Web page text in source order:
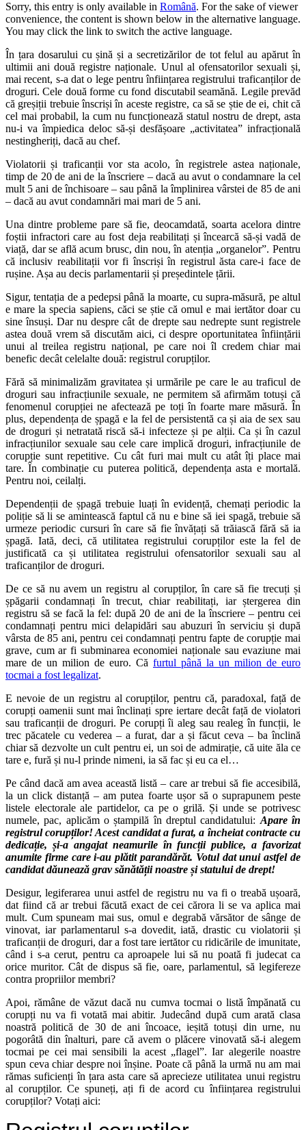
Sorry, this entry is only available in Română. For the sake of viewer
convenience, the content is shown below in the alternative language.
You may click the link to switch the active language.
În țara dosarului cu șină și a secretizărilor de tot felul au apărut în
ultimii ani două registre naționale. Unul al ofensatorilor sexuali și,
mai recent, s-a dat o lege pentru înființarea registrului traficanților de
droguri. Cele două forme cu fond discutabil seamănă. Legile prevăd
că greșiții trebuie înscriși în aceste registre, ca să se știe de ei, chit că
cel mai probabil, la cum nu funcționează statul nostru de drept, asta
nu-i va împiedica deloc să-și desfășoare „activitatea” infracțională
nestingheriți, dacă au chef.
Violatorii și traficanții vor sta acolo, în registrele astea naționale,
timp de 20 de ani de la înscriere – dacă au avut o condamnare la cel
mult 5 ani de închisoare – sau până la împlinirea vârstei de 85 de ani
– dacă au avut condamnări mai mari de 5 ani.
Una dintre probleme pare să fie, deocamdată, soarta acelora dintre
foștii infractori care au fost deja reabilitați și încearcă să-și vadă de
viață, dar se află acum brusc, din nou, în atenția „organelor”. Pentru
că inclusiv reabilitații vor fi înscriși în registrul ăsta care-i face de
rușine. Așa au decis parlamentarii și președintele țării.
Sigur, tentația de a pedepsi până la moarte, cu supra-măsură, pe altul
e mare la specia sapiens, căci se știe că omul e mai iertător doar cu
sine însuși. Dar nu despre cât de drepte sau nedrepte sunt registrele
astea două vrem să discutăm aici, ci despre oportunitatea înființării
unui al treilea registru național, pe care noi îl credem chiar mai
benefic decât celelalte două: registrul corupților.
Fără să minimalizăm gravitatea și urmările pe care le au traficul de
droguri sau infracțiunile sexuale, ne permitem să afirmăm totuși că
fenomenul corupției ne afectează pe toți în foarte mare măsură. În
plus, dependența de șpagă e la fel de persistentă ca și aia de sex sau
de droguri și netratată riscă să-i infecteze și pe alții. Ca și în cazul
infracțiunilor sexuale sau cele care implică droguri, infracțiunile de
corupție sunt repetitive. Cu cât furi mai mult cu atât îți place mai
tare. În combinație cu puterea politică, dependența asta e mortală.
Pentru noi, ceilalți.
Dependenții de șpagă trebuie luați în evidență, chemați periodic la
poliție să li se amintească faptul că nu e bine să iei spagă, trebuie să
urmeze periodic cursuri în care să fie învățați să trăiască fără să ia
șpagă. Iată, deci, că utilitatea registrului corupților este la fel de
justificată ca și utilitatea registrului ofensatorilor sexuali sau al
traficanților de droguri.
De ce să nu avem un registru al corupților, în care să fie trecuți și
șpăgarii condamnați în trecut, chiar reabilitați, iar ștergerea din
registru să se facă la fel: după 20 de ani de la înscriere – pentru cei
condamnați pentru mici delapidări sau abuzuri în serviciu și după
vârsta de 85 ani, pentru cei condamnați pentru fapte de corupție mai
grave, cum ar fi subminarea economiei naționale sau evaziune mai
mare de un milion de euro. Că furtul până la un milion de euro
tocmai a fost legalizat.
E nevoie de un registru al corupților, pentru că, paradoxal, față de
corupți oamenii sunt mai înclinați spre iertare decât față de violatori
sau traficanții de droguri. Pe corupți îi aleg sau realeg în funcții, le
trec păcatele cu vederea – a furat, dar a și făcut ceva – ba înclină
chiar să dezvolte un cult pentru ei, un soi de admirație, că uite ăla ce
tare e, fură și nu-l prinde nimeni, ia să fac și eu ca el…
Pe când dacă am avea această listă – care ar trebui să fie accesibilă,
la un click distanță – am putea foarte ușor să o suprapunem peste
listele electorale ale partidelor, ca pe o grilă. Și unde se potrivesc
numele, pac, aplicăm o ștampilă în dreptul candidatului: Apare în
registrul corupților! Acest candidat a furat, a încheiat contracte cu
dedicație, și-a angajat neamurile în funcții publice, a favorizat
anumite firme care i-au plătit parandărăt. Votul dat unui astfel de
candidat dăunează grav sănătății noastre și statului de drept!
Desigur, legiferarea unui astfel de registru nu va fi o treabă ușoară,
dat fiind că ar trebui făcută exact de cei cărora li se va aplica mai
mult. Cum spuneam mai sus, omul e degrabă vărsător de sânge de
vinovat, iar parlamentarul s-a dovedit, iată, drastic cu violatorii și
traficanții de droguri, dar a fost tare iertător cu ridicările de imunitate,
când i s-a cerut, pentru ca aproapele lui să nu poată fi judecat ca
orice muritor. Cât de dispus să fie, oare, parlamentul, să legifereze
contra propriilor membri?
Apoi, rămâne de văzut dacă nu cumva tocmai o listă împănată cu
corupți nu va fi votată mai abitir. Judecând după cum arată clasa
noastră politică de 30 de ani încoace, ieșită totuși din urne, nu
pogorâtă din înalturi, pare că avem o plăcere vinovată să-i alegem
tocmai pe cei mai sensibili la acest „flagel”. Iar alegerile noastre
spun ceva chiar despre noi înșine. Poate că până la urmă nu am mai
rămas suficienți în țara asta care să aprecieze utilitatea unui registru
al corupților. Ce spuneți, ați fi de acord cu înființarea registrului
corupților? Votați aici: